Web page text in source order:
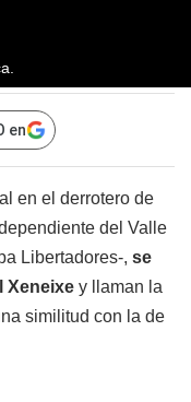
en
en el derrotero de
del Valle
Libertadores-, se
Xeneixe y llaman la
similitud con la de